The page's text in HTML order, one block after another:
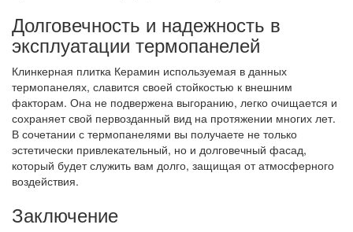
Долговечность и надежность в
эксплуатации термопанелей
Клинкерная плитка Керамин используемая в данных
термопанелях, славится своей стойкостью к внешним
факторам. Она не подвержена выгоранию, легко очищается и
сохраняет свой первозданный вид на протяжении многих лет.
В сочетании с термопанелями вы получаете не только
эстетически привлекательный, но и долговечный фасад,
который будет служить вам долго, защищая от атмосферного
воздействия.
Заключение